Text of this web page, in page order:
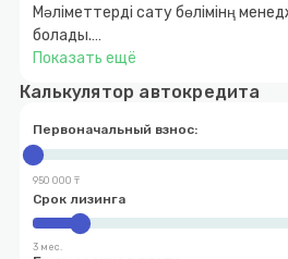
Мәліметтерді сату бөлімінң
болады.
способами:
* Автокредит
* Наличный расчет
* TRADE-IN (обмен)
* Первоначальный взнос 10%
Показать ещё
Калькулятор автокредита
Первоначальный взнос:
950 000 ₸
Срок лизинга
3 мес.